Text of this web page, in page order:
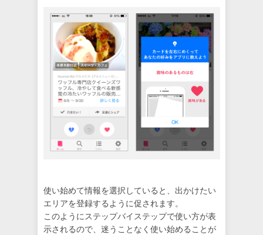
使い始めて情報を選択していると、出かけたい
エリアを登録するように促されます。
このようにステップバイステップで使い方が表
示されるので、迷うことなく使い始めることが